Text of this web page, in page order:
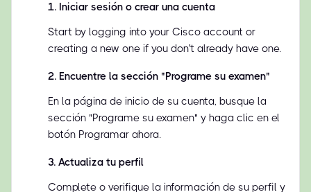
1. Iniciar sesión o crear una cuenta
Start by logging into your Cisco account or
creating a new one if you don't already have one.
2. Encuentre la sección "Programe su examen"
En la página de inicio de su cuenta, busque la
sección "Programe su examen" y haga clic en el
botón Programar ahora.
3. Actualiza tu perfil
Complete o verifique la información de su perfil y